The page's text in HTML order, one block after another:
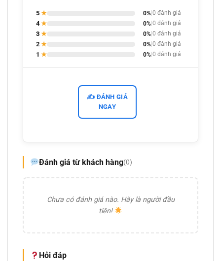
5 ★ 0% 0 đánh giá
4★ 0% 0 đánh giá
3 ★ 0% 0 đánh giá
2 ★ 0% 0 đánh giá
1 ★ 0% 0 đánh giá
✍️ ĐÁNH GIÁ
NGAY
Đánh giá từ khách hàng(0)
Chưa có đánh giá nào. Hãy là người đầu
tiên!
Hỏi đáp